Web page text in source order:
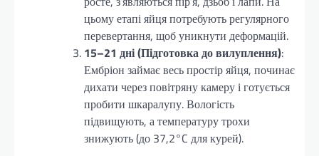
цьому етапі яйця потребують регулярного
перевертання, щоб уникнути деформацій.
15–21 дні (Підготовка до вилуплення):
Ембріон займає весь простір яйця, починає
дихати через повітряну камеру і готується
пробити шкаралупу. Вологість
підвищують, а температуру трохи
знижують (до 37,2°C для курей).